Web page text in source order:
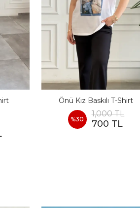
Önü Kız Baskılı T-Shirt
%30
1,000 TL
700 TL